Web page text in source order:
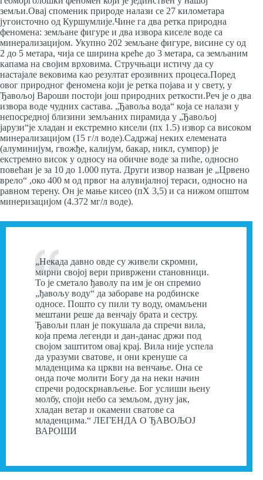
земљи.Овај споменик природе налази се 27 километара
југоисточно од Куршумлије.Чине га два ретка природна
феномена: земљане фигуре и два извора киселе воде са
минерализацијом. Укупно 202 земљане фигуре, висине су од
2 до 5 метара, чија се ширина креће до 3 метара, са земљаним
капама на својим врховима. Стручњаци истичу да су
настајале вековима као резултат ерозивних процеса.Поред
овог природног феномена који је ретка појава и у свету, у
Ђавољој Вароши постоји још природних реткости.Реч је о два
извора воде чудних састава. „Ђавоља вода“ која се налази у
непосредној близини земљаних пирамида у „Ђавољој
јарузи“је хладан и екстремно кисели (пх 1.5) извор са високом
минерализацијом (15 г/л воде).Садржај неких елемената
(алуминијум, гвожђе, калијум, бакар, никл, сумпор) је
екстремно висок у односу на обичне воде за пиће, односно
повећан је за 10 до 1.000 пута. Други извор назван је „Црвено
врело“ ,око 400 м од првог на алувијалној тераси, односно на
равном терену. Он је мање кисео (пХ 3,5) и са нижом општом
минеризацијом (4.372 мг/л воде).
„Некада давно овде су живели скромни,
мирни својој вери привржени становници.
То је сметало ђаволу па им је он спремио
„ђавољу воду“ да забораве на родбинске
односе. Пошто су пили ту воду, омамљени
мештани реше да венчају брата и сестру.
Ђавољи план је покушала да спречи вила,
која према легенди и дан-данас држи под
својом заштитом овај крај. Вила није успела
да уразуми сватове, и они кренуше са
младенцима ка цркви на венчање. Она се
онда поче молити Богу да на неки начин
спречи родоскрнављење. Бог услиши њену
молбу, споји небо са земљом, дуну јак,
хладан ветар и окамени сватове са
младенцима.“ ЛЕГЕНДА О ЂАВОЉОЈ
ВАРОШИ